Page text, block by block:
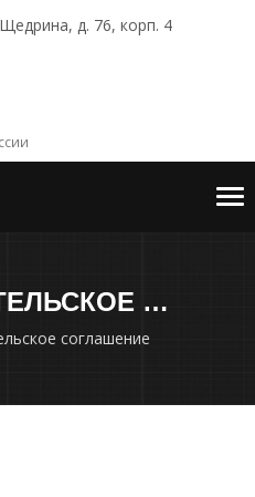
д. 76, корп. 4
ПОЛЬЗОВАТЕЛЬСКОЕ СОГЛАШЕНИЕ
соглашение